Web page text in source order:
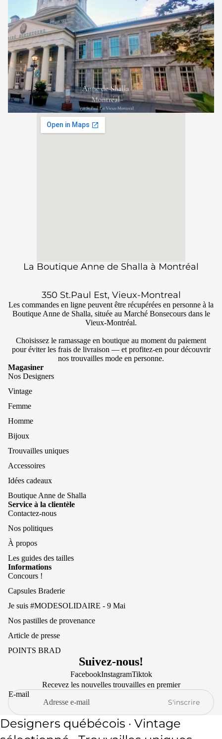
La Boutique Anne de Shalla à Montréal
350 St.Paul Est, Vieux-Montreal
Les commandes en ligne peuvent être récupérées en personne à la
Boutique Anne de Shalla, située au Marché Bonsecours dans le
Vieux-Montréal.
Choisissez le ramassage en boutique au moment du paiement
pour éviter les frais de livraison — et profitez-en pour découvrir
nos trouvailles mode en personne.
Magasiner
Nos Designers
Vintage
Femme
Homme
Bijoux
Trouvailles uniques
Accessoires
Idées cadeaux
Boutique Anne de Shalla
Service à la clientèle
Contactez-nous
Nos politiques
À propos
Les guides des tailles
Informations
Concours !
Capsules Braderie
Je suis #MODESOLIDAIRE - 9 Mai
Nos pastilles de provenance
Article de presse
POINTS BRAD
Suivez-nous!
FacebookInstagramTiktok
Recevez les nouvelles trouvailles en premier
E-mail
S'inscrire
Designers québécois · Vintage
Politique de remboursement